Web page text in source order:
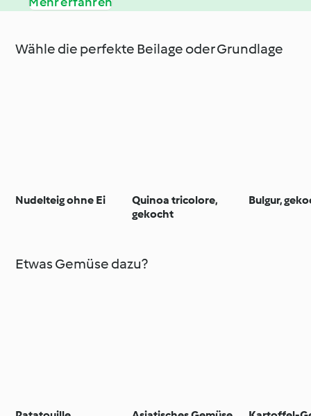
Wähle die perfekte Beilage oder Grundlage
Nudelteig ohne Ei
Quinoa tricolore,
gekocht
Bulgur,
Etwas Gemüse dazu?